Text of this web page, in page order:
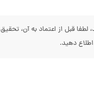
قبل از اعتماد به آن، تحقیق
دهید.